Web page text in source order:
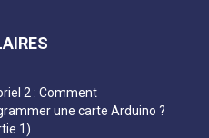
2 : Comment
une carte Arduino ?
1)